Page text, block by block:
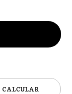
CALCULAR